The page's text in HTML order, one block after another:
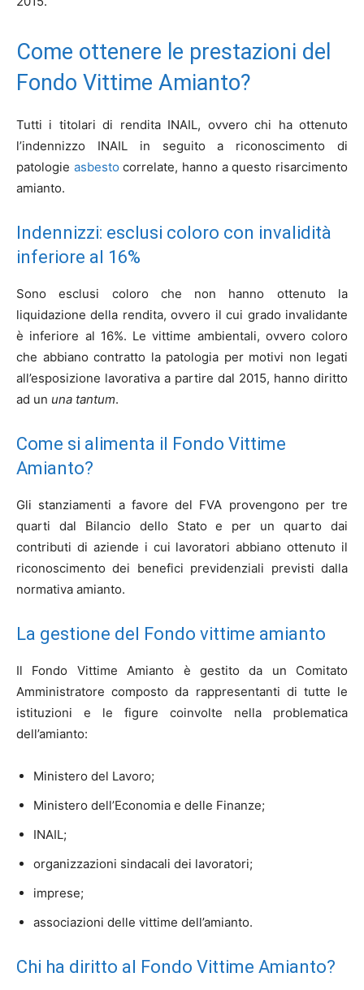
Come ottenere le prestazioni del
Fondo Vittime Amianto?
Tutti i titolari di rendita INAIL, ovvero chi ha ottenuto
l’indennizzo INAIL in seguito a riconoscimento di
patologie asbesto correlate, hanno a questo risarcimento
amianto.
Indennizzi: esclusi coloro con invalidità
inferiore al 16%
Sono esclusi coloro che non hanno ottenuto la
liquidazione della rendita, ovvero il cui grado invalidante
è inferiore al 16%. Le vittime ambientali, ovvero coloro
che abbiano contratto la patologia per motivi non legati
all’esposizione lavorativa a partire dal 2015, hanno diritto
ad un una tantum.
Come si alimenta il Fondo Vittime
Amianto?
Gli stanziamenti a favore del FVA provengono per tre
quarti dal Bilancio dello Stato e per un quarto dai
contributi di aziende i cui lavoratori abbiano ottenuto il
riconoscimento dei benefici previdenziali previsti dalla
normativa amianto.
La gestione del Fondo vittime amianto
Il Fondo Vittime Amianto è gestito da un Comitato
Amministratore composto da rappresentanti di tutte le
istituzioni e le figure coinvolte nella problematica
dell’amianto:
Ministero del Lavoro;
Ministero dell’Economia e delle Finanze;
INAIL;
organizzazioni sindacali dei lavoratori;
imprese;
associazioni delle vittime dell’amianto.
Chi ha diritto al Fondo Vittime Amianto?